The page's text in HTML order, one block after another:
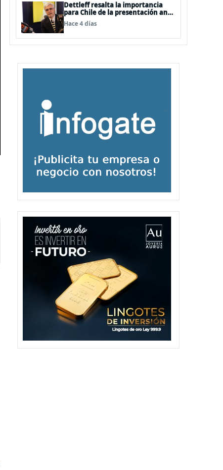
Dettleff resalta la importancia
para Chile de la presentación ante
la ONU de la Plataforma
Continental Extendida del
Hace 4 días